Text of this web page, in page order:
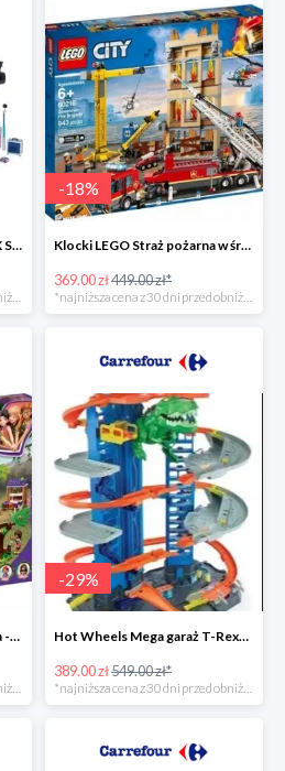
L.O.L. SURPRISE OMG REMIX Samolot -27%
*najniższa cena z 30 dni przed obniżką
-18%
Klocki LEGO Straż pożarna w śródmieściu -18%
369.00 zł449.00 zł*
*najniższa cena z 30 dni przed obniżką
Lego Friends Baza ratownicza -19%
-29%
Hot Wheels Mega garaż T-Rexa -29%
389.00 zł549.00 zł*